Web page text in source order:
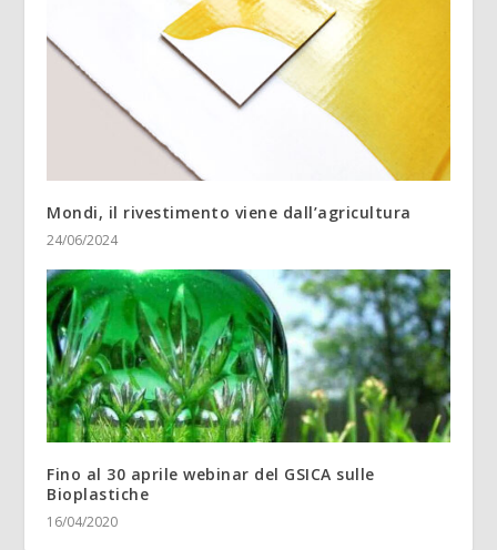
Mondi, il rivestimento viene dall’agricultura
24/06/2024
Fino al 30 aprile webinar del GSICA sulle
Bioplastiche
16/04/2020